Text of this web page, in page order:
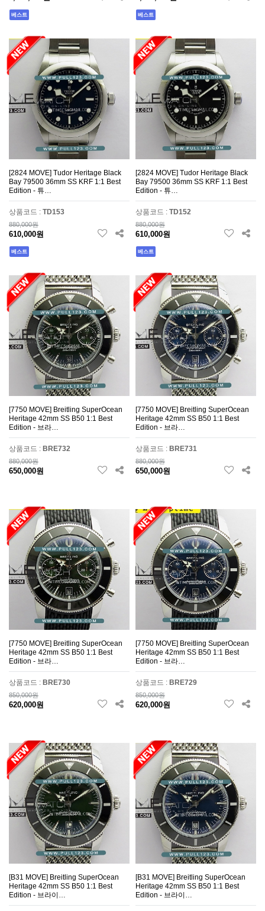
베스트 베스트
[2824 MOVE] Tudor Heritage Black
Bay 79500 36mm SS KRF 1:1 Best
Edition - 튜…
상품코드 : TD153
880,000원
610,000원
베스트
[2824 MOVE] Tudor Heritage Black
Bay 79500 36mm SS KRF 1:1 Best
Edition - 튜…
상품코드 : TD152
880,000원
610,000원
베스트
[7750 MOVE] Breitling SuperOcean
Heritage 42mm SS B50 1:1 Best
Edition - 브라…
상품코드 : BRE732
880,000원
650,000원
[7750 MOVE] Breitling SuperOcean
Heritage 42mm SS B50 1:1 Best
Edition - 브라…
상품코드 : BRE731
880,000원
650,000원
[7750 MOVE] Breitling SuperOcean
Heritage 42mm SS B50 1:1 Best
Edition - 브라…
상품코드 : BRE730
850,000원
620,000원
[7750 MOVE] Breitling SuperOcean
Heritage 42mm SS B50 1:1 Best
Edition - 브라…
상품코드 : BRE729
850,000원
620,000원
[B31 MOVE] Breitling SuperOcean
Heritage 42mm SS B50 1:1 Best
Edition - 브라이…
[B31 MOVE] Breitling SuperOcean
Heritage 42mm SS B50 1:1 Best
Edition - 브라이…